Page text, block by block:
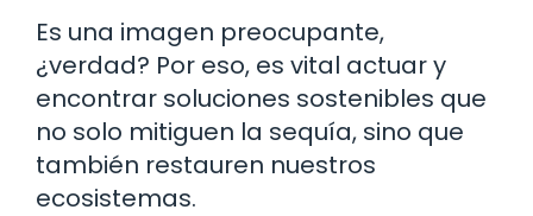
Es una imagen preocupante,
¿verdad? Por eso, es vital actuar y
encontrar soluciones sostenibles que
no solo mitiguen la sequía, sino que
también restauren nuestros
ecosistemas.